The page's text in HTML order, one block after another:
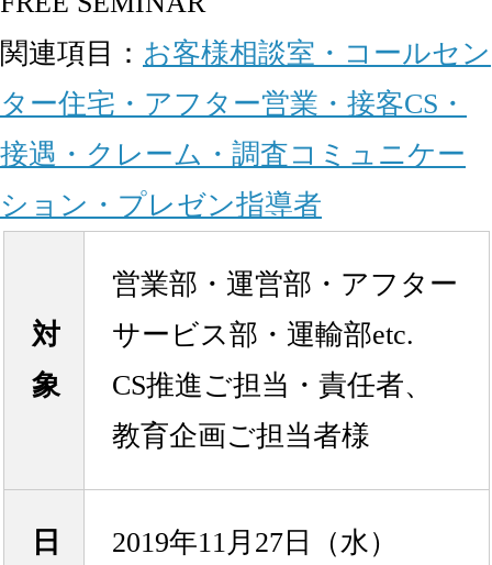
関連項目： お客様相談室・コールセン
ター住宅・アフター営業・接客CS・
接遇・クレーム・調査コミュニケー
ション・プレゼン指導者
対
象
営業部・運営部・アフター
サービス部・運輸部etc.
CS推進ご担当・責任者、
教育企画ご担当者様
日
2019年11月27日（水）